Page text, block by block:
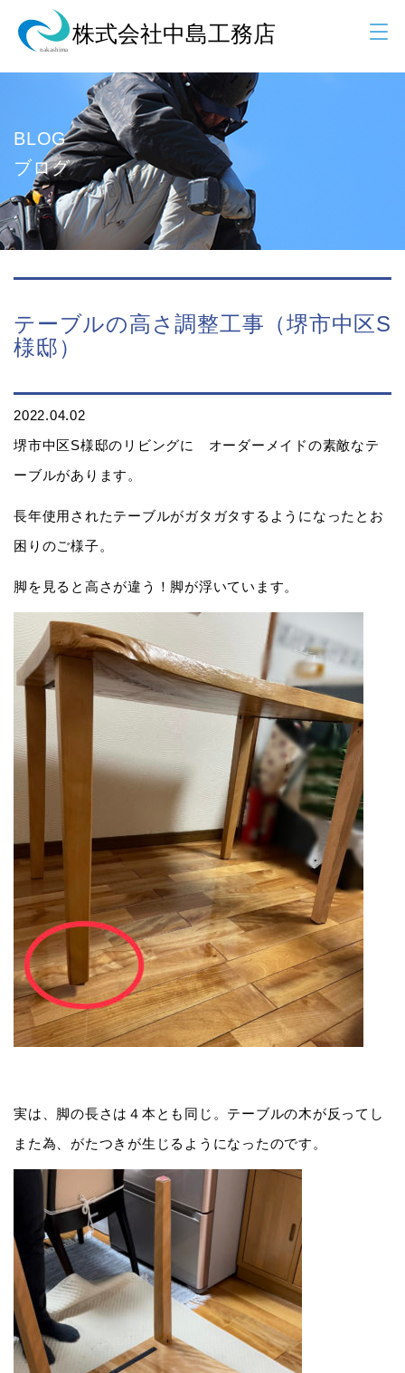
BLOG
ブログ
テーブルの高さ調整工事（堺市中区S
様邸）
2022.04.02
堺市中区S様邸のリビングに オーダーメイドの素敵なテ
ーブルがあります。
長年使用されたテーブルがガタガタするようになったとお
困りのご様子。
脚を見ると高さが違う！脚が浮いています。
実は、脚の長さは４本とも同じ。テーブルの木が反ってし
また為、がたつきが生じるようになったのです。